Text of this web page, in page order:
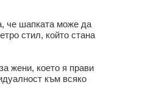
че шапката може да
стил, който стана
жени, което я прави
към всяко